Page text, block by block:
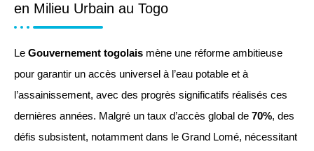
en Milieu Urbain au Togo
Le Gouvernement togolais mène une réforme ambitieuse
pour garantir un accès universel à l’eau potable et à
l’assainissement, avec des progrès significatifs réalisés ces
dernières années. Malgré un taux d’accès global de 70%, des
défis subsistent, notamment dans le Grand Lomé, nécessitant